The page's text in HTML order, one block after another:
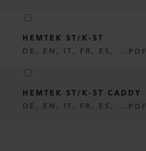
HEMTEK ST/K-ST
DE, EN, IT, FR, ES, ... PDF
HEMTEK ST/K-ST CADDY
DE, EN, IT, FR, ES, ... PDF